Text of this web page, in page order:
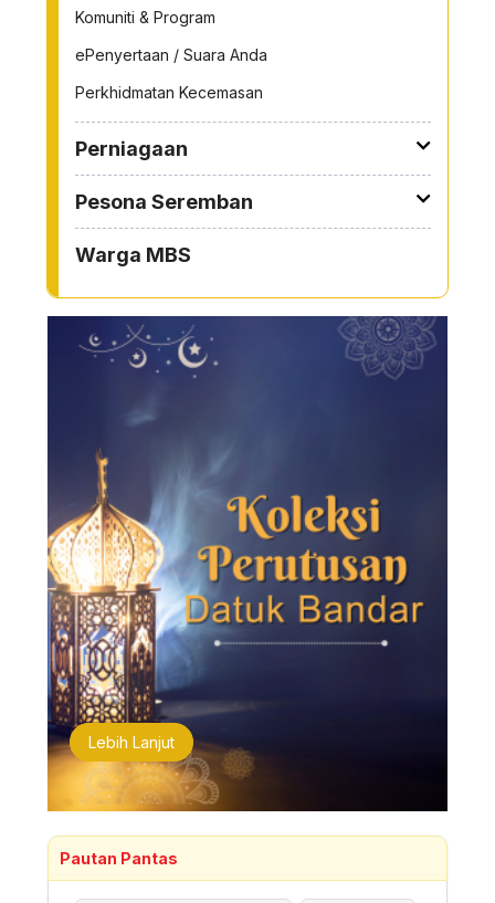
Komuniti & Program
ePenyertaan / Suara Anda
Perkhidmatan Kecemasan
Perniagaan
Pesona Seremban
Warga MBS
Lebih Lanjut
Pautan Pantas